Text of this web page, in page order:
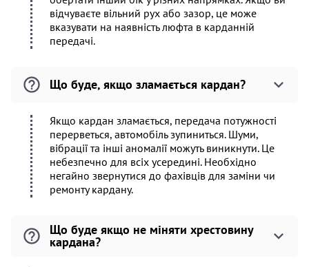
відчуваєте вільний рух або зазор, це може
вказувати на наявність люфта в карданній
передачі.
Що буде, якщо зламається кардан?
Якщо кардан зламається, передача потужності
перерветься, автомобіль зупиниться. Шуми,
вібрації та інші аномалії можуть виникнути. Це
небезпечно для всіх усередині. Необхідно
негайно звернутися до фахівців для заміни чи
ремонту кардану.
Що буде якщо не міняти хрестовину
кардана?